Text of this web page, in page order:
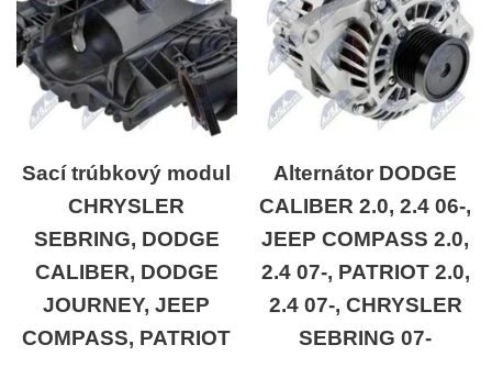
Sací trúbkový modul
CHRYSLER
SEBRING, DODGE
CALIBER, DODGE
JOURNEY, JEEP
COMPASS, PATRIOT
Alternátor DODGE
CALIBER 2.0, 2.4 06-,
JEEP COMPASS 2.0,
2.4 07-, PATRIOT 2.0,
2.4 07-, CHRYSLER
SEBRING 07-